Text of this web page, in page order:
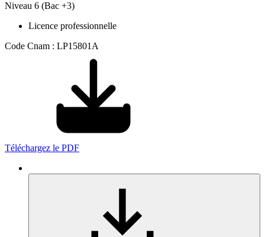
Niveau 6 (Bac +3)
Licence professionnelle
Code Cnam : LP15801A
Téléchargez le PDF